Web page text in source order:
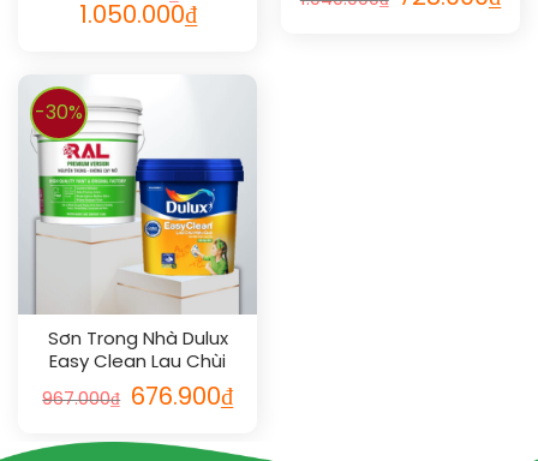
1.050.000₫
-30%
Sơn Trong Nhà Dulux
Easy Clean Lau Chùi
Vượt Bậc 5L
967.000₫ 676.900₫